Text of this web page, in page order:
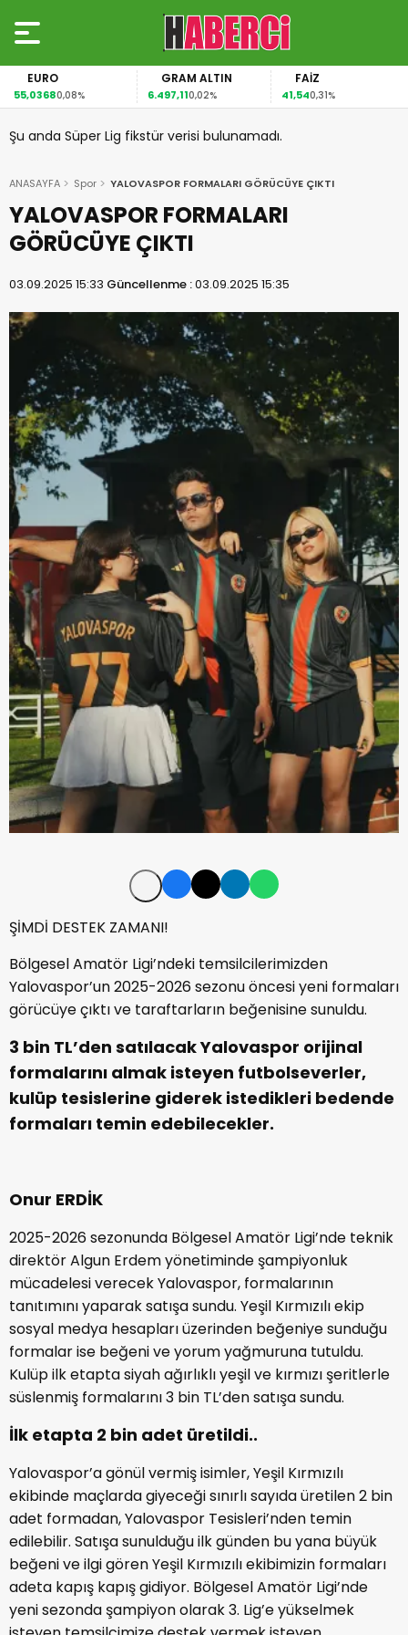
EURO
55,03680,08%
GRAM ALTIN
6.497,110,02%
FAİZ
41,540,31%
Şu anda Süper Lig fikstür verisi bulunamadı.
ANASAYFA Spor YALOVASPOR FORMALARI GÖRÜCÜYE ÇIKTI
YALOVASPOR FORMALARI
GÖRÜCÜYE ÇIKTI
03.09.2025 15:33 Güncellenme :03.09.2025 15:35
ŞİMDİ DESTEK ZAMANI!
Bölgesel Amatör Ligi’ndeki temsilcilerimizden
Yalovaspor’un 2025-2026 sezonu öncesi yeni formaları
görücüye çıktı ve taraftarların beğenisine sunuldu.
3 bin TL’den satılacak Yalovaspor orijinal
formalarını almak isteyen futbolseverler,
kulüp tesislerine giderek istedikleri bedende
formaları temin edebilecekler.
Onur ERDİK
2025-2026 sezonunda Bölgesel Amatör Ligi’nde teknik
direktör Algun Erdem yönetiminde şampiyonluk
mücadelesi verecek Yalovaspor, formalarının
tanıtımını yaparak satışa sundu. Yeşil Kırmızılı ekip
sosyal medya hesapları üzerinden beğeniye sunduğu
formalar ise beğeni ve yorum yağmuruna tutuldu.
Kulüp ilk etapta siyah ağırlıklı yeşil ve kırmızı şeritlerle
süslenmiş formalarını 3 bin TL’den satışa sundu.
İlk etapta 2 bin adet üretildi..
Yalovaspor’a gönül vermiş isimler, Yeşil Kırmızılı
ekibinde maçlarda giyeceği sınırlı sayıda üretilen 2 bin
adet formadan, Yalovaspor Tesisleri’nden temin
edilebilir. Satışa sunulduğu ilk günden bu yana büyük
beğeni ve ilgi gören Yeşil Kırmızılı ekibimizin formaları
adeta kapış kapış gidiyor. Bölgesel Amatör Ligi’nde
yeni sezonda şampiyon olarak 3. Lig’e yükselmek